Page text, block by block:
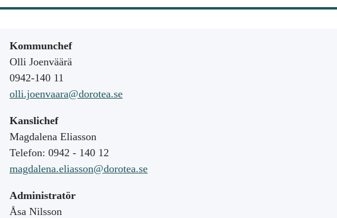
Kommunchef
Olli Joenväärä
0942-140 11
olli.joenvaara@dorotea.se
Kanslichef
Magdalena Eliasson
Telefon: 0942 - 140 12
magdalena.eliasson@dorotea.se
Administratör
Åsa Nilsson